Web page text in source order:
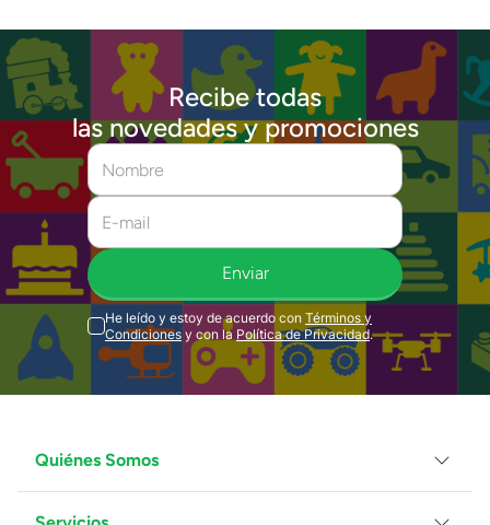
Recibe todas
las novedades y promociones
Enviar
He leído y estoy de acuerdo con Términos y
Condiciones y con la Política de Privacidad.
Quiénes Somos